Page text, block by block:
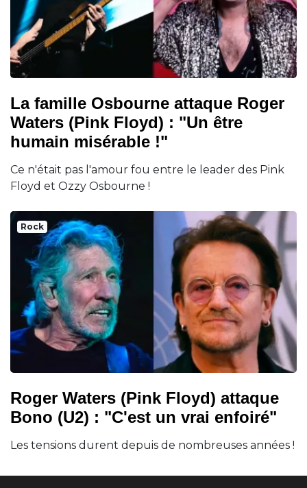
La famille Osbourne attaque Roger
Waters (Pink Floyd) : "Un être
humain misérable !"
Ce n'était pas l'amour fou entre le leader des Pink
Floyd et Ozzy Osbourne !
Rock
Roger Waters (Pink Floyd) attaque
Bono (U2) : "C'est un vrai enfoiré"
Les tensions durent depuis de nombreuses années !